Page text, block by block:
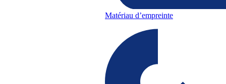
Matériau d’empreinte